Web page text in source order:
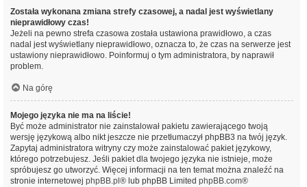
Została wykonana zmiana strefy czasowej, a nadal jest wyświetlany
nieprawidłowy czas!
Jeżeli na pewno strefa czasowa została ustawiona prawidłowo, a czas
nadal jest wyświetlany nieprawidłowo, oznacza to, że czas na serwerze jest
ustawiony nieprawidłowo. Poinformuj o tym administratora, by naprawił
problem.
Na górę
Mojego języka nie ma na liście!
Być może administrator nie zainstalował pakietu zawierającego twoją
wersję językową albo nikt jeszcze nie przetłumaczył phpBB3 na twój język.
Zapytaj administratora witryny czy może zainstalować pakiet językowy,
którego potrzebujesz. Jeśli pakiet dla twojego języka nie istnieje, może
spróbujesz go utworzyć. Więcej informacji na ten temat można znaleźć na
stronie internetowej phpBB.pl ® lub phpBB Limited phpBB.com®